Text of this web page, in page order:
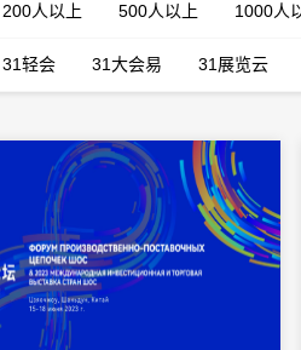
200人以上 500人以上 1000人
31轻会 31大会易 31展览云